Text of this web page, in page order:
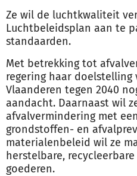
Ze wil de luchtkwaliteit
Luchtbeleidsplan aan te
standaarden.
Met betrekking tot
regering haar
Vlaanderen tegen 2040
aandacht. Daarnaast wil
afvalvermindering met
grondstoffen- en
materialenbeleid wil ze
herstelbare,
goederen.